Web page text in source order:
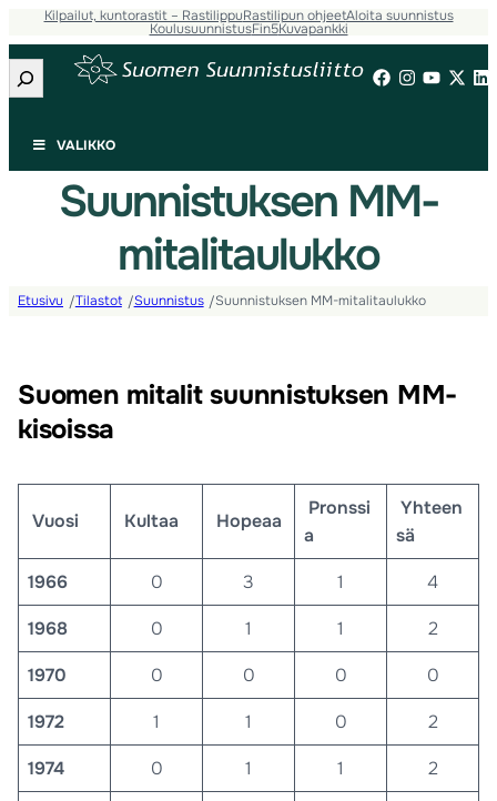
Kilpailut, kuntorastit – RastilippuRastilipun ohjeetAloita suunnistus
KoulusuunnistusFin5Kuvapankki
Etsi
VALIKKO
Suunnistuksen MM-
mitalitaulukko
Etusivu /Tilastot /Suunnistus /Suunnistuksen MM-mitalitaulukko
Suomen mitalit suunnistuksen MM-
kisoissa
Vuosi Kultaa Hopeaa
Pronssi
a
Yhteen
sä
1966
0 3 1
4
1968
0 1 1
2
1970
0 0 0
0
1972
1 1 0
2
1974
0 1 1
2